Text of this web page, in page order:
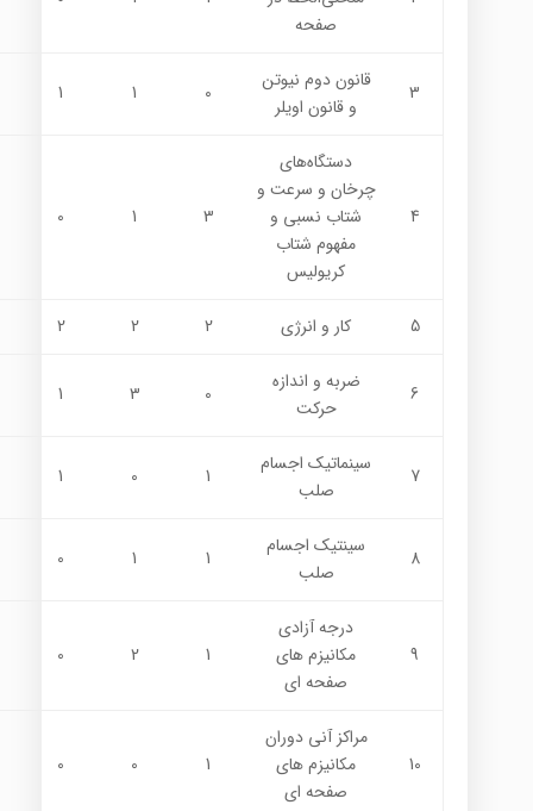
صفحه
3
قانون دوم نيوتن
و قانون اويلر
0
1
1
4
دستگاه‌هاي
چرخان و سرعت و
شتاب نسبي و
مفهوم شتاب
كريوليس
3
1
0
5 كار و انرژي 2
2
2
6
ضربه و اندازه
حركت
0
3
1
7
سينماتيك اجسام
صلب
1
0
1
8
سينتيك اجسام
صلب
1
1
0
9
درجه آزادي
مكانيزم هاي
صفحه اي
1
2
0
10
مراكز آني دوران
مكانيزم هاي
صفحه اي
1
0
0